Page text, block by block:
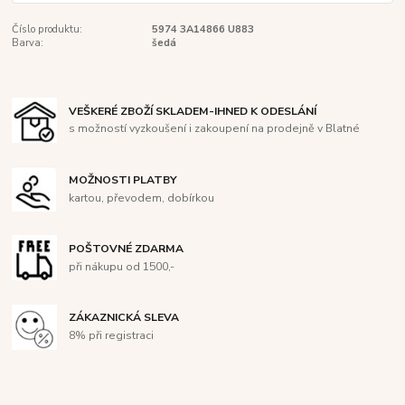
Číslo produktu:
5974 3A14866 U883
Barva:
šedá
VEŠKERÉ ZBOŽÍ SKLADEM-IHNED K ODESLÁNÍ
s možností vyzkoušení i zakoupení na prodejně v Blatné
MOŽNOSTI PLATBY
kartou, převodem, dobírkou
POŠTOVNÉ ZDARMA
při nákupu od 1500,-
ZÁKAZNICKÁ SLEVA
8% při registraci